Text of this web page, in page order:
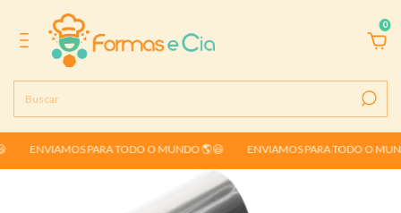
0
ENVIAMOS PARA TODO O MUNDO 🌎😃 ENVIAMOS PARA TODO O